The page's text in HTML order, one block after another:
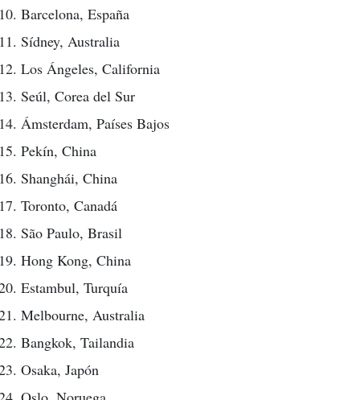
Barcelona, España
Sídney, Australia
Los Ángeles, California
Seúl, Corea del Sur
Ámsterdam, Países Bajos
Pekín, China
Shanghái, China
Toronto, Canadá
São Paulo, Brasil
Hong Kong, China
Estambul, Turquía
Melbourne, Australia
Bangkok, Tailandia
Osaka, Japón